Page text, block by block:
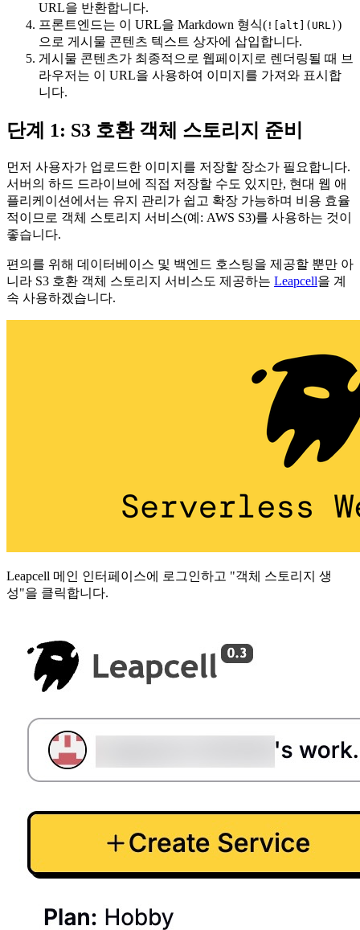
URL을 반환합니다.
프론트엔드는 이 URL을 Markdown 형식( ![alt](URL) )
으로 게시물 콘텐츠 텍스트 상자에 삽입합니다.
게시물 콘텐츠가 최종적으로 웹페이지로 렌더링될 때 브
라우저는 이 URL을 사용하여 이미지를 가져와 표시합
니다.
단계 1: S3 호환 객체 스토리지 준비
먼저 사용자가 업로드한 이미지를 저장할 장소가 필요합니다.
서버의 하드 드라이브에 직접 저장할 수도 있지만, 현대 웹 애
플리케이션에서는 유지 관리가 쉽고 확장 가능하며 비용 효율
적이므로 객체 스토리지 서비스(예: AWS S3)를 사용하는 것이
좋습니다.
편의를 위해 데이터베이스 및 백엔드 호스팅을 제공할 뿐만 아
니라 S3 호환 객체 스토리지 서비스도 제공하는 Leapcell을 계
속 사용하겠습니다.
Leapcell 메인 인터페이스에 로그인하고 "객체 스토리지 생
성"을 클릭합니다.